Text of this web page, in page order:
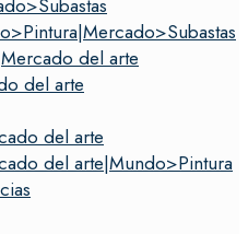
del arte
del arte
del arte
del arte|Mundo>Pintura